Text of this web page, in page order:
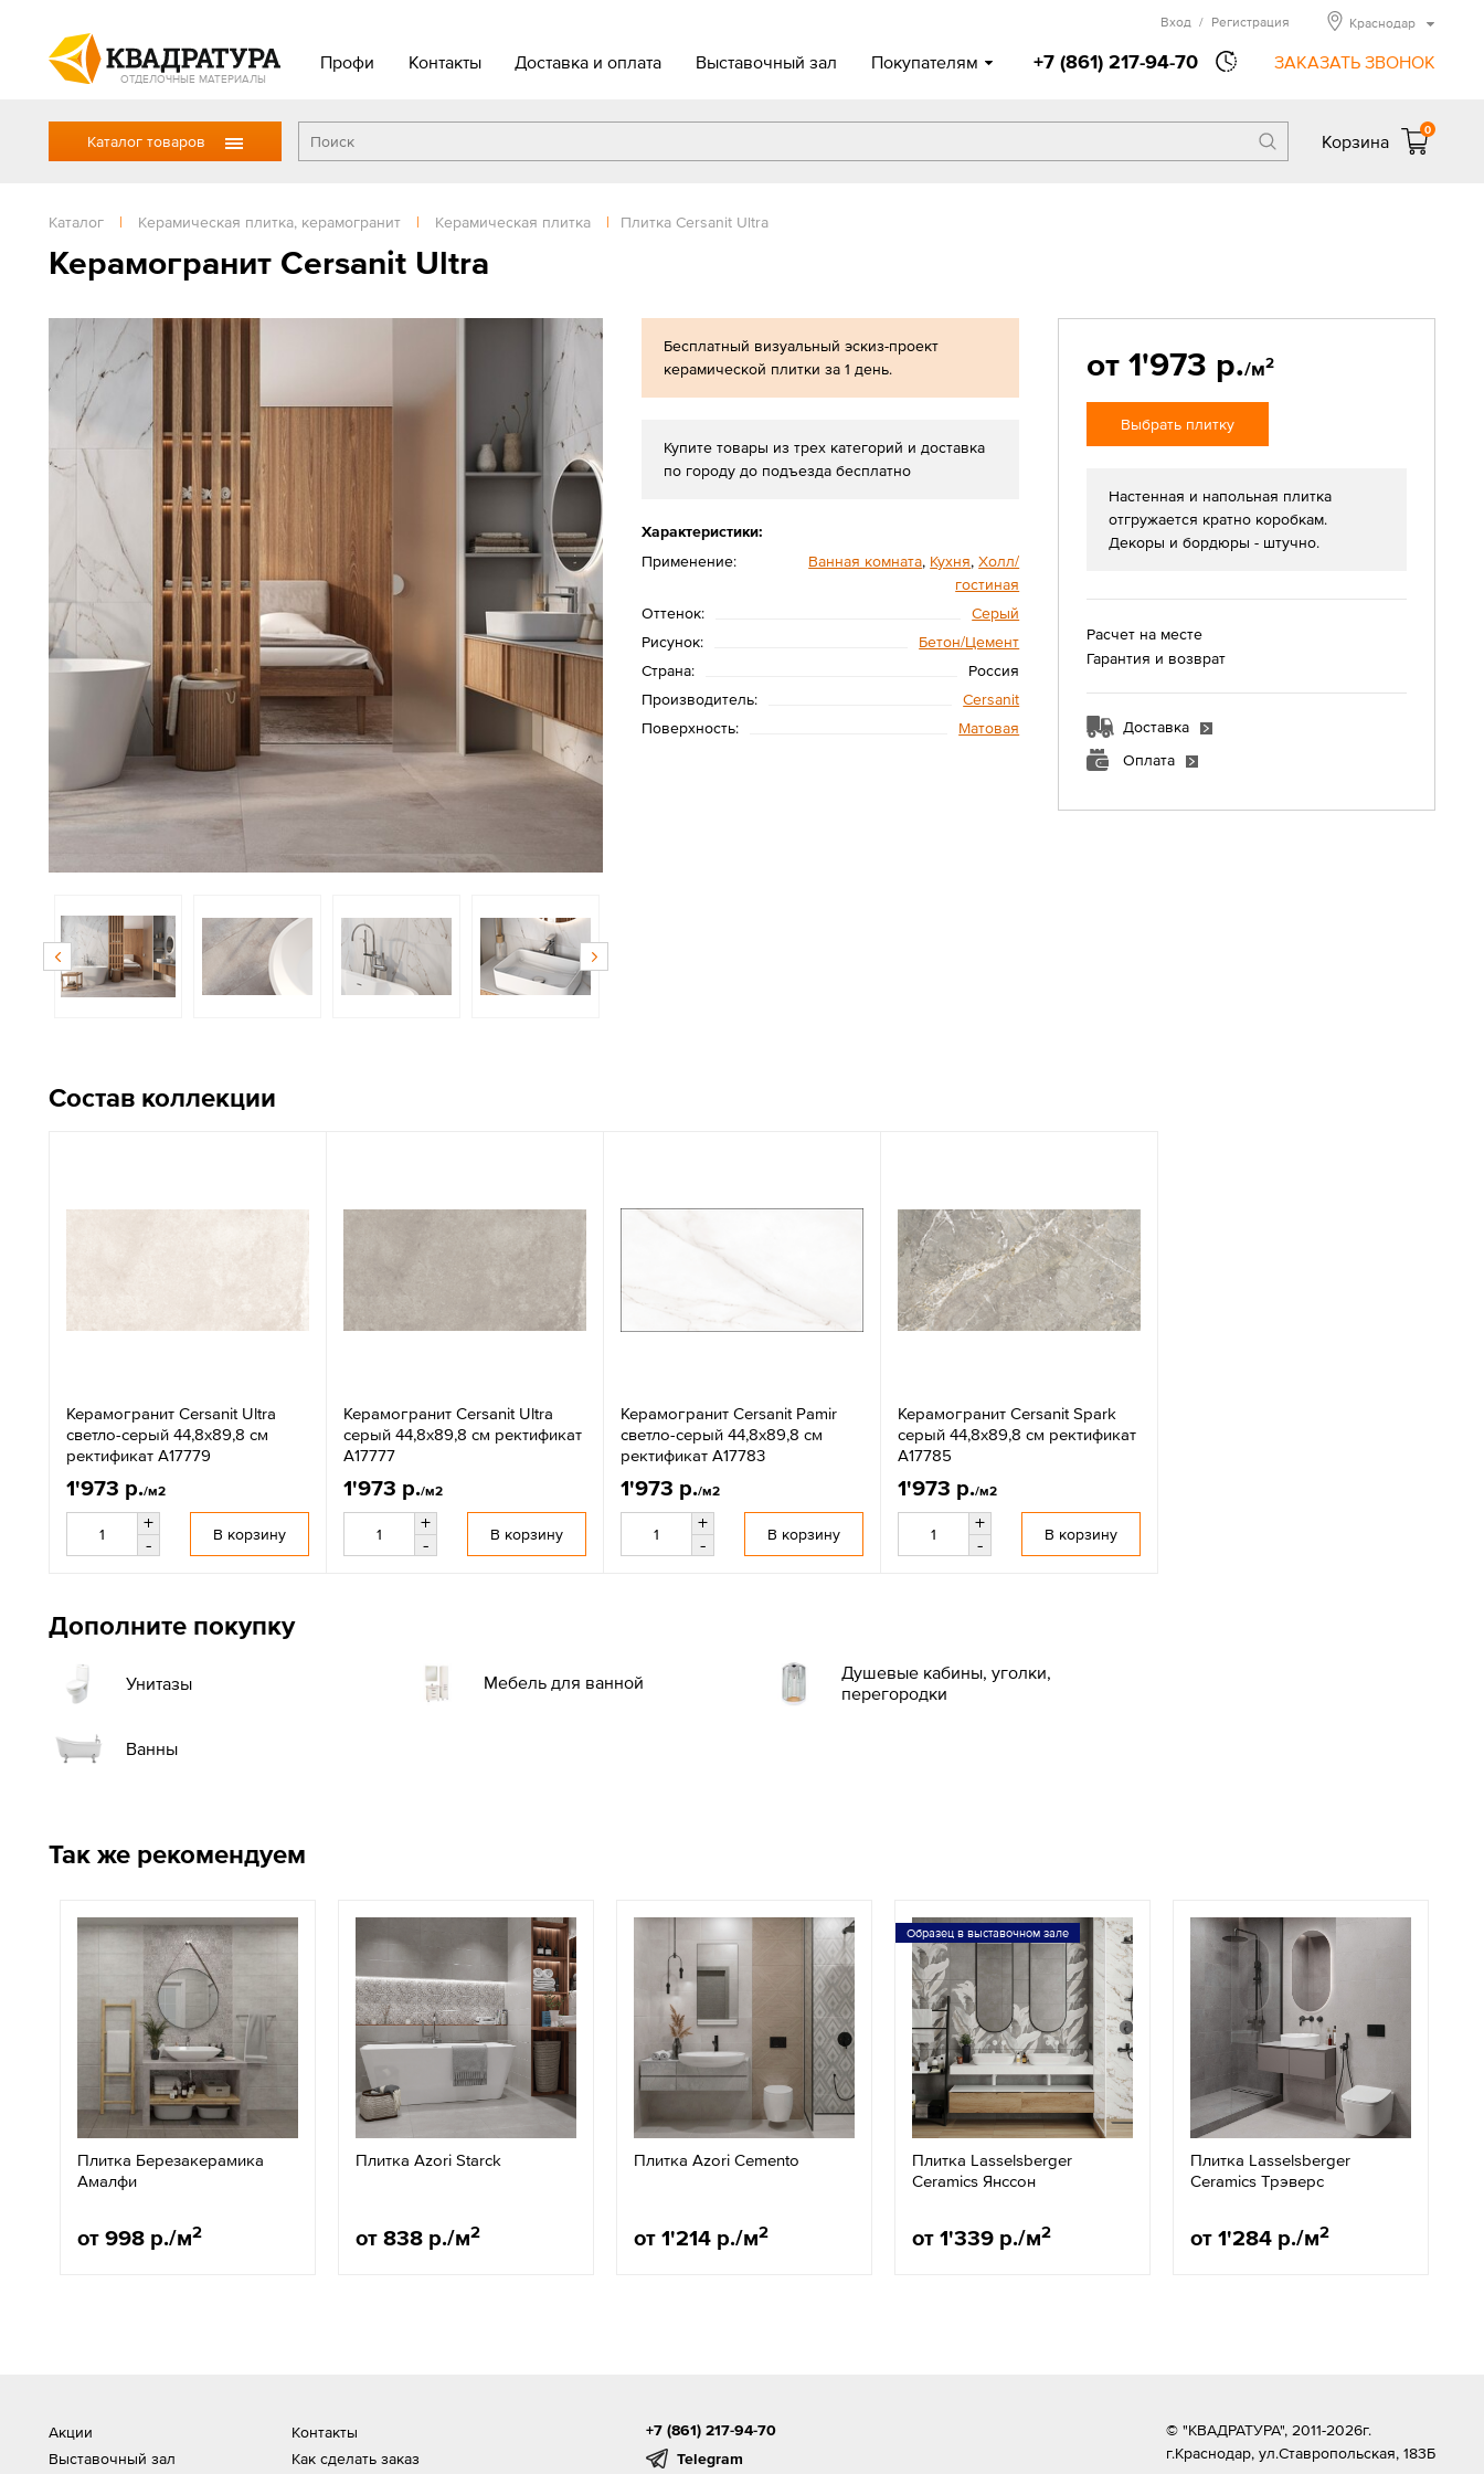
ОТДЕЛОЧНЫЕ МАТЕРИАЛЫ
Профи Контакты Доставка и оплата Выставочный зал Покупателям +7 (861) 217-94-70 ЗАКАЗАТЬ ЗВОНОК
Вход / Регистрация Краснодар
Каталог товаров Корзина
0
Каталог | Керамическая плитка, керамогранит | Керамическая плитка | Плитка Cersanit Ultra
Керамогранит Cersanit Ultra
Бесплатный визуальный эскиз-проект
керамической плитки за 1 день.
Купите товары из трех категорий и доставка
по городу до подъезда бесплатно
Характеристики:
Применение:
Ванная комната, Кухня,Холл/
гостиная
Оттенок:
Серый
Рисунок:
Бетон/Цемент
Страна:
Россия
Производитель:
Cersanit
Поверхность:
Матовая
от 1'973 р./м2
Выбрать плитку
Настенная и напольная плитка
отгружается кратно коробкам.
Декоры и бордюры - штучно.
Расчет на месте
Гарантия и возврат
Доставка
Оплата
Состав коллекции
Керамогранит Cersanit Ultra
светло-серый 44,8x89,8 см
ректификат A17779
1'973 р./м2
+
-
В корзину
Керамогранит Cersanit Ultra
серый 44,8x89,8 см ректификат
A17777
1'973 р./м2
+
-
В корзину
Керамогранит Cersanit Pamir
светло-серый 44,8x89,8 см
ректификат A17783
1'973 р./м2
+
-
В корзину
Керамогранит Cersanit Spark
серый 44,8x89,8 см ректификат
A17785
1'973 р./м2
+
-
В корзину
Дополните покупку
Унитазы Мебель для ванной
Душевые кабины, уголки,
перегородки
Ванны
Так же рекомендуем
Плитка Березакерамика
Амалфи
от 998 р./м2
Плитка Azori Starck
от 838 р./м2
Плитка Azori Cemento
от 1'214 р./м2
Образец в выставочном зале
Плитка Lasselsberger
Ceramics Янссон
от 1'339 р./м2
Плитка Lasselsberger
Ceramics Трэверс
от 1'284 р./м2
Акции
Выставочный зал
Контакты
Как сделать заказ
+7 (861) 217-94-70
Telegram
© "КВАДРАТУРА", 2011-2026г.
г.Краснодар, ул.Ставропольская, 183Б